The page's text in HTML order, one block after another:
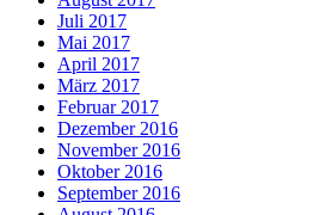
Juli 2017
Mai 2017
April 2017
März 2017
Februar 2017
Dezember 2016
November 2016
Oktober 2016
September 2016